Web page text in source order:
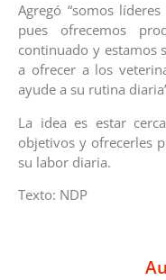
Agregó “somos
pues ofrecemos
continuado y estamos
a ofrecer a los
ayude a su rutina
La idea es estar
objetivos y ofrecerles
su labor diaria.
Texto: NDP